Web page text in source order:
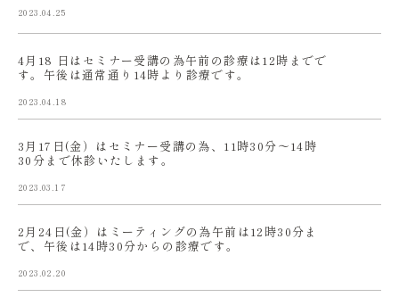
2023.04.25
4月18 日はセミナー受講の為午前の診療は12時までで
す。午後は通常通り14時より診療です。
2023.04.18
3月17日(金）はセミナー受講の為、11時30分〜14時
30分まで休診いたします。
2023.03.17
2月24日(金）はミーティングの為午前は12時30分ま
で、午後は14時30分からの診療です。
2023.02.20